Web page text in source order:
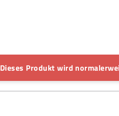
Dieses Produkt wird